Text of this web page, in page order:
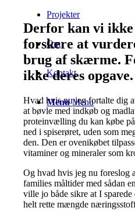
Projekter
Om
Kontakt
Menu Menu
Derfor kan vi
forskere at
brug af skærme.
ikke deres opgave.
Hvad hvis nu jeg fortalte dig
at bøvle med indkøb og
proteinvælling du kan købe
ned i spiserøret, uden som
den. Den er ovenikøbet
vitaminer og mineraler som
Og hvad hvis jeg nu foreslog
families måltider med sådan
ville jo både sikre at I
helt rette mængde